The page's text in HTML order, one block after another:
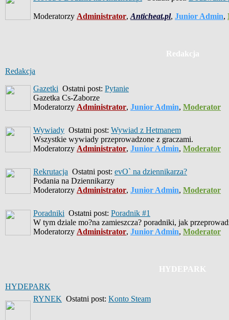
Moderatorzy Administrator, Anticheat.pl, Junior Admin,
Redakcja
Redakcja
Gazetki Ostatni post: Pytanie
Gazetka Cs-Zaborze
Moderatorzy Administrator, Junior Admin, Moderator
Wywiady Ostatni post: Wywiad z Hetmanem
Wszystkie wywiady przeprowadzone z graczami.
Moderatorzy Administrator, Junior Admin, Moderator
Rekrutacja Ostatni post: evO` na dziennikarza?
Podania na Dziennikarzy
Moderatorzy Administrator, Junior Admin, Moderator
Poradniki Ostatni post: Poradnik #1
W tym dziale mo?na zamieszcza? poradniki, jak
Moderatorzy Administrator, Junior Admin, Moderator
HYDEPARK
HYDEPARK
RYNEK Ostatni post: Konto Steam